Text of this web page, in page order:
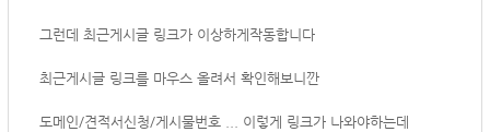
그런데 최근게시글 링크가 이상하게작동합니다
최근게시글 링크를 마우스 올려서 확인해보니깐
도메인/견적서신청/게시물번호 ... 이렇게 링크가 나와야하는데